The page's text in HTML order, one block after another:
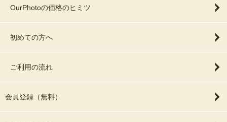
OurPhotoの価格のヒミツ
初めての方へ
ご利用の流れ
会員登録（無料）